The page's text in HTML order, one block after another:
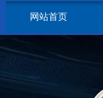
网站首页